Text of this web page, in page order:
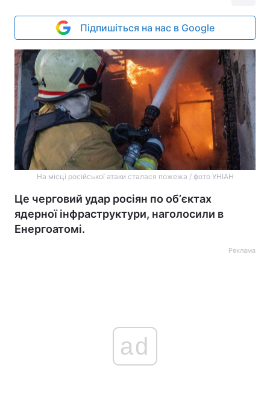
Підпишіться на нас в Google
На місці російської атаки сталася пожежа / фото УНІАН
Це черговий удар росіян по обʼєктах
ядерної інфраструктури, наголосили в
Енергоатомі.
Реклама
ad